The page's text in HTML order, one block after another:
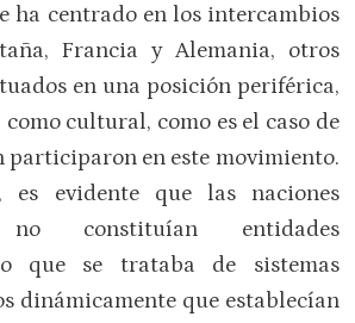
ha centrado en los intercambios
Francia y Alemania, otros
en una posición periférica,
cultural, como es el caso de
participaron en este movimiento.
es evidente que las naciones
no constituían entidades
que se trataba de sistemas
dinámicamente que establecían